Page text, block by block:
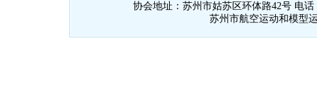
协会地址：苏州市姑苏区环体路42号 电话
苏州市航空运动和模型